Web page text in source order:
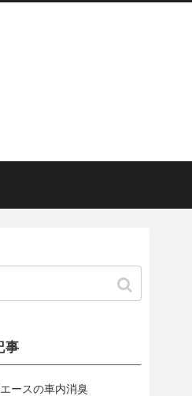
事
ースの車内消臭